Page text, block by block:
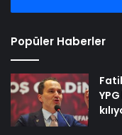
Popüler Haberler